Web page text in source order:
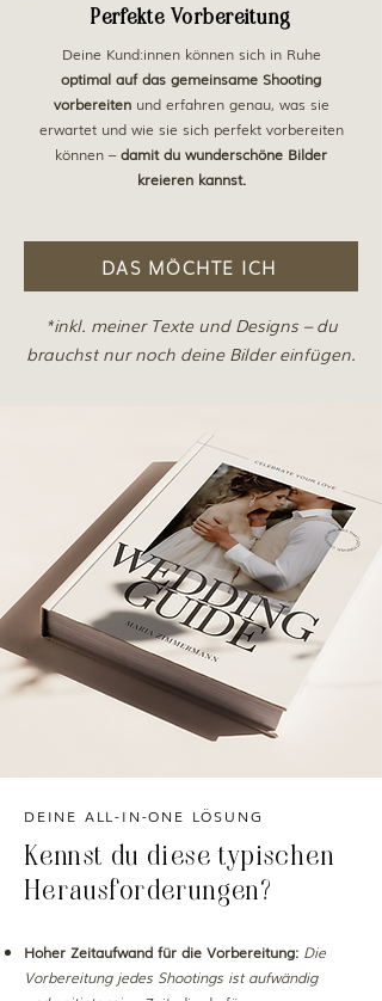
Perfekte Vorbereitung
Deine Kund:innen können sich in Ruhe
optimal auf das gemeinsame Shooting
vorbereitenund erfahren genau, was sie
erwartet und wie sie sich perfekt vorbereiten
können –damit du wunderschöne Bilder
kreieren kannst.
DAS MÖCHTE ICH
*inkl. meiner Texte und Designs – du
brauchst nur noch deine Bilder einfügen.
DEINE ALL-IN-ONE LÖSUNG
Kennst du diese typischen
Herausforderungen?
Hoher Zeitaufwand für die Vorbereitung: Die
Vorbereitung jedes Shootings ist aufwändig